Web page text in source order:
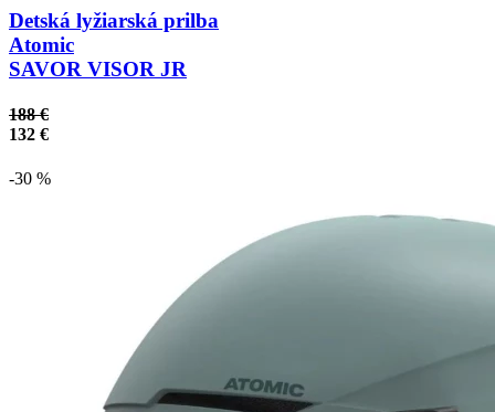
Detská lyžiarská prilba
Atomic
SAVOR VISOR JR
188 €
132 €
-30 %